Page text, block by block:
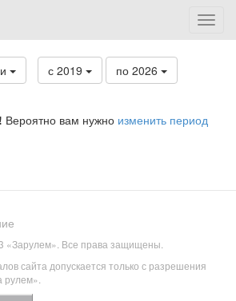
с 2019 по 2026
Вероятно вам нужно изменить период
«Зарулем». Все права защищены.
сайта допускается только с разрешения